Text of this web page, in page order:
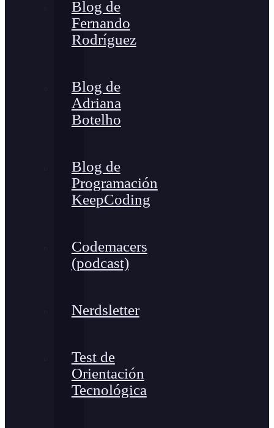
Blog de
Fernando
Rodríguez
Blog de
Adriana
Botelho
Blog de
Programación
KeepCoding
Codemacers
(podcast)
Nerdsletter
Test de
Orientación
Tecnológica